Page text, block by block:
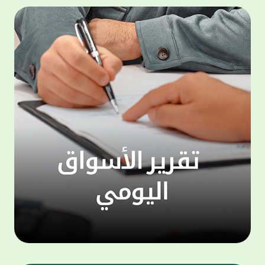
500,000 دينار، وجائزة شهرية بقيمة 100,000
دينار. وتعتبر هذه الحملة الجديدة من جوائز
حساب "الحصاد" سارية اعتبارا من شهر يناير
للعام الجاري، لتكون بمثابة مفاجأة سارة للعملاء
بالتزامن مع استئناف حملات السحوبات التي تتم
على الحسابات الاستثمارية والتي تجري تحت
إشراف جهات تدقيق مستقلة استعان بها البنك
لضمان أعلى مستويات النزاهة والشفافية.
ويهتم بيت التمويل الكويتي بتطوير مزايا حساب
"الحصاد"، والذي يعد من أبرز المنتجات المصرفية
التي يقدمها البنك نظرا لما حققه من إقبال
لافت وما حظي به من ثقة كبيرة من العملاء.
ويمنح حساب "الحصاد" فرصاً متزايدة للفوز حيث
وتزيد هذه الفرص كلما زاد العميل من مدة
احتفاظه برصيده، ليصبح الطريق إلى لقب
"مليونير بيت التمويل" أقرب وأكثر واقعية.
وبالنسبة لحساب "الرابح" فهو حساب مخصص